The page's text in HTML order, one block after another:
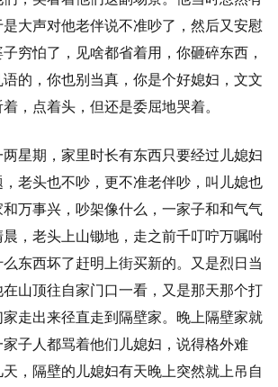
大声对他老伴说不准吵了，然后又安慰
穷怕了，见啥都省着用，你砸碎东西，
的，你也别当真，你是个好媳妇，文文
，点着头，但还是委屈地哭着。
星期，家里时长有东西只要经过儿媳妇
老头也不吵，更不准老伴吵，叫儿媳也
万事兴，吵架像什么，一家子和和气气
，老头上山锄地，走之前千叮咛万嘱咐
东西坏了赶明上街买新的。又是烈日当
山顶往自家门口一看，又是那天那个打
走出来径直走到隔壁家。晚上隔壁家就
子人都骂着他们儿媳妇，说得格外难
，隔壁的儿媳妇有天晚上突然就上吊自